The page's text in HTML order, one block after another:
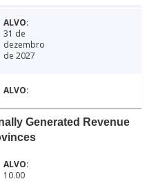
31 de
dezembro
de 2027
Generated Revenue
10.00